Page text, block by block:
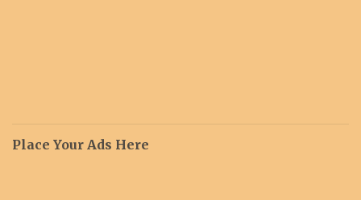
Place Your Ads Here